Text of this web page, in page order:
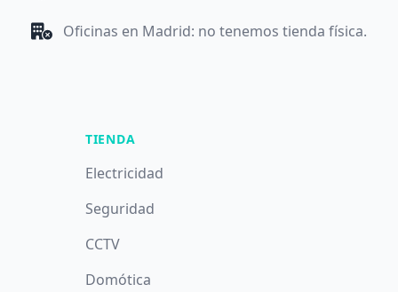
Oficinas en Madrid: no tenemos tienda física.
TIENDA
Electricidad
Seguridad
CCTV
Domótica